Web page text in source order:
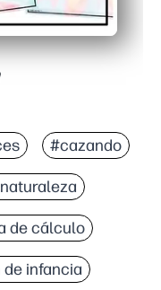
#cazando
de cálculo
infancia